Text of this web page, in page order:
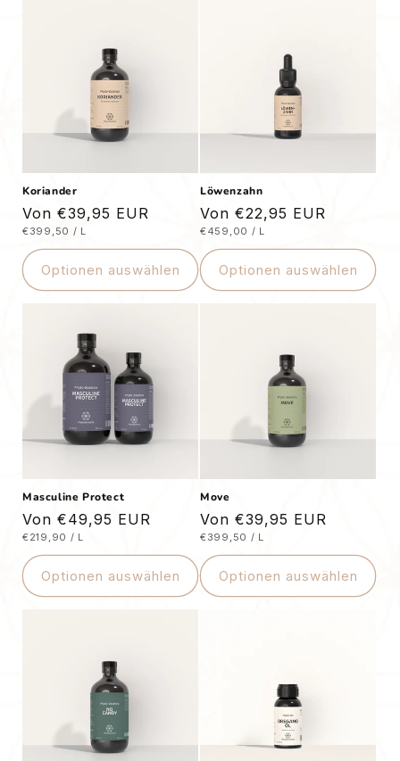
Koriander
Normaler
Preis
Von €39,95 EUR
STÜCKPREIS
€399,50 / PRO
L
Optionen auswählen
Löwenzahn
Normaler
Preis
Von €22,95 EUR
STÜCKPREIS
€459,00 / PRO
L
Optionen auswählen
Masculine Protect
Normaler
Preis
Von €49,95 EUR
STÜCKPREIS
€219,90 / PRO
L
Optionen auswählen
Move
Normaler
Preis
Von €39,95 EUR
STÜCKPREIS
€399,50 / PRO
L
Optionen auswählen